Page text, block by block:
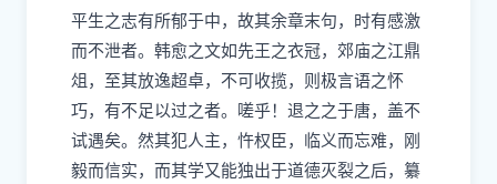
平生之志有所郁于中，故其余章末句，时有感激
而不泄者。韩愈之文如先王之衣冠，郊庙之江鼎
俎，至其放逸超卓，不可收揽，则极言语之怀
巧，有不足以过之者。嗟乎！退之之于唐，盖不
试遇矣。然其犯人主，忤权臣，临义而忘难，刚
毅而信实，而其学又能独出于道德灭裂之后， 纂